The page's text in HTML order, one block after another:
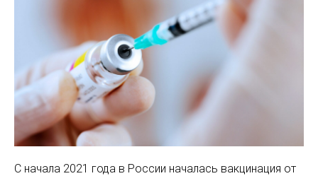
МЕДИЦИНСКИЙ
МАМАМ
С начала 2021 года в России началась вакцинация от